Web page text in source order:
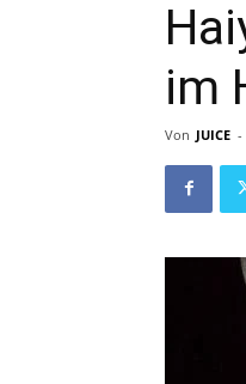
im
Von JUICE -